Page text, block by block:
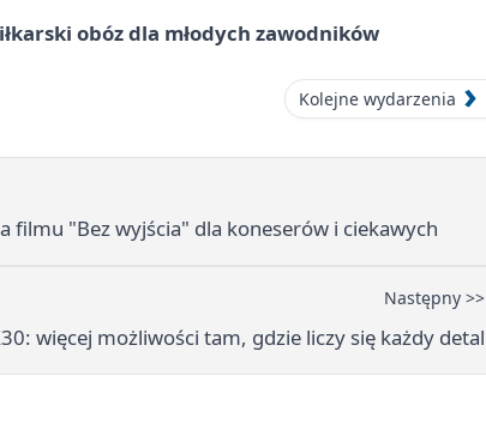
obóz dla młodych zawodników
Kolejne wydarzenia
filmu "Bez wyjścia" dla koneserów i ciekawych
Następny >>
więcej możliwości tam, gdzie liczy się każdy detal